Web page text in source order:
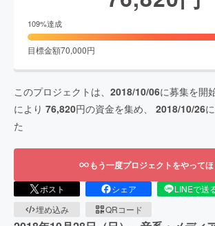
109%達成
目標金額70,000円
このプロジェクトは、 2018/10/06に募集を開
により 76,820円の資金を集め、 2018/10/26
た
もう一度プロジェクトをやって
ポスト シェア LINEで送
埋め込み
QRコード